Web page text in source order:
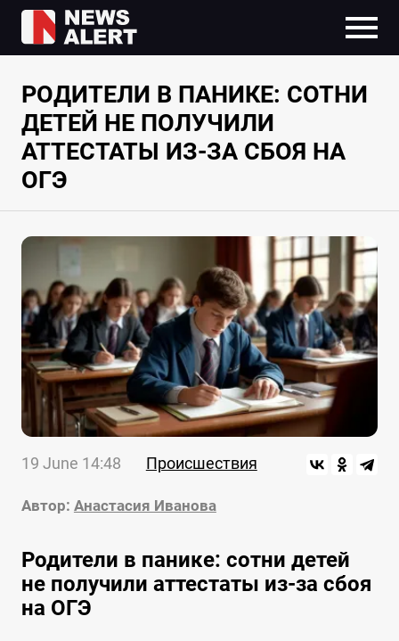
РОДИТЕЛИ В ПАНИКЕ: СОТНИ
ДЕТЕЙ НЕ ПОЛУЧИЛИ
АТТЕСТАТЫ ИЗ-ЗА СБОЯ НА
ОГЭ
19 June 14:48 Происшествия
Автор: Анастасия Иванова
Родители в панике: сотни детей
не получили аттестаты из-за сбоя
на ОГЭ